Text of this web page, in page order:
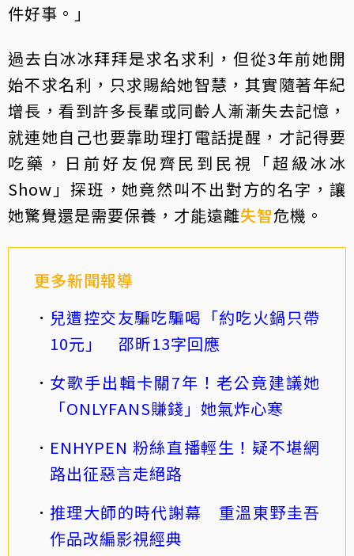
件好事。」
過去白冰冰拜拜是求名求利，但從3年前她開
始不求名利，只求賜給她智慧，其實隨著年紀
增長，看到許多長輩或同齡人漸漸失去記憶，
就連她自己也要靠助理打電話提醒，才記得要
吃藥，日前好友倪齊民到民視「超級冰冰
Show」探班，她竟然叫不出對方的名字，讓
她驚覺還是需要保養，才能遠離失智危機。
更多新聞報導
兒遭控交友騙吃騙喝「約吃火鍋只帶
10元」 邵昕13字回應
女歌手出輯卡關7年！老公竟建議她
「ONLYFANS賺錢」她氣炸心寒
ENHYPEN 粉絲直播輕生！疑不堪網
路出征惡言走絕路
推理大師的時代謝幕 重溫東野圭吾
作品改編影視經典